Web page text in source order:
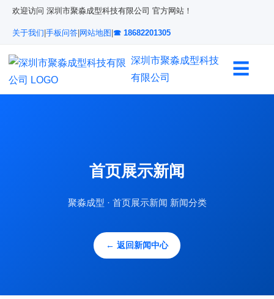
欢迎访问 深圳市聚淼成型科技有限公司 官方网站！
关于我们 手板问答 网站地图 ☎ 18682201305
深圳市聚淼成型科技
有限公司
☰
首页展示新闻
聚淼成型 · 首页展示新闻 新闻分类
← 返回新闻中心